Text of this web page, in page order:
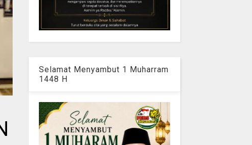
Selamat Menyambut 1 Muharram
1448 H